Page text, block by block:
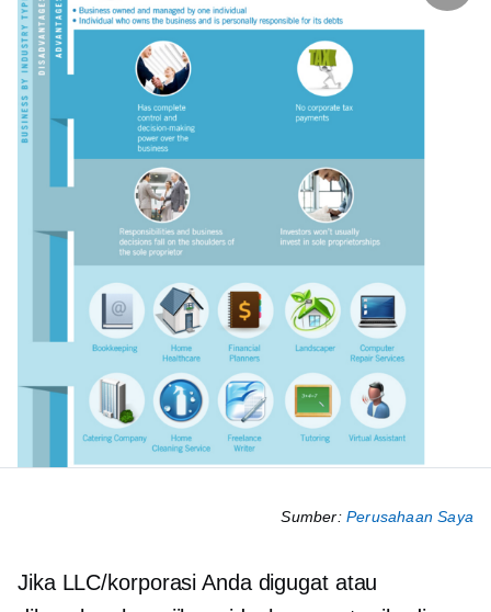
Sumber: Perusahaan Saya
Jika LLC/korporasi Anda digugat atau